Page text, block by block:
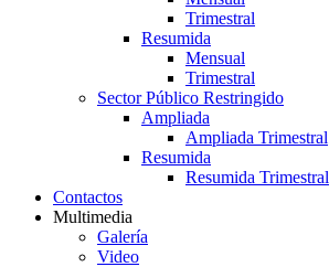
Trimestral
Resumida
Mensual
Trimestral
Sector Público Restringido
Ampliada
Ampliada Trimestral
Resumida
Resumida Trimestral
Contactos
Multimedia
Galería
Video